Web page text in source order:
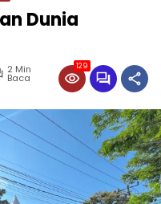
Dunia
2 Min
Baca
129